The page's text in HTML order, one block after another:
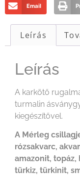
Email
Leírás
Leírás
A karkötő
turmalin
kiegészítővel.
A Mérleg
rózsakvarc,
amazonit, topáz,
türkiz, türkinit,